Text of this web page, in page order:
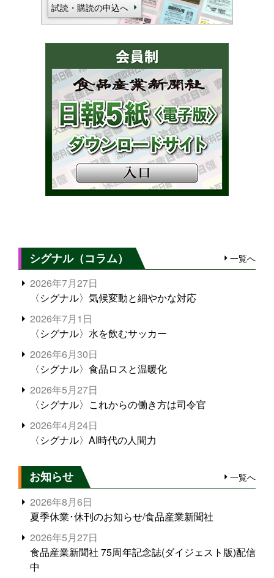
試読・購読の申込へ
シグナル（コラム） 一覧へ
2026年7月27日
〈シグナル〉気候変動と細やかな対応
2026年7月1日
〈シグナル〉水を飲むサッカー
2026年6月30日
〈シグナル〉食品ロスと温暖化
2026年5月27日
〈シグナル〉これからの働き方は司令官
2026年4月24日
〈シグナル〉AI時代の人間力
お知らせ 一覧へ
2026年8月6日
夏季休業･休刊のお知らせ/食品産業新聞社
2026年5月27日
食品産業新聞社 75周年記念誌(ダイジェスト版)配信
中